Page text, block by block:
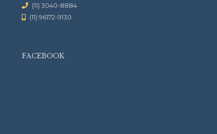
(11) 3040-8884
(11) 96172-9130
FACEBOOK